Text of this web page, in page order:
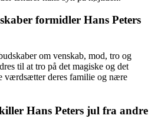
formidler Hans Peters
om venskab, mod, tro og
til at tro på det magiske og det
værdsætter deres familie og nære
Hans Peters jul fra andre